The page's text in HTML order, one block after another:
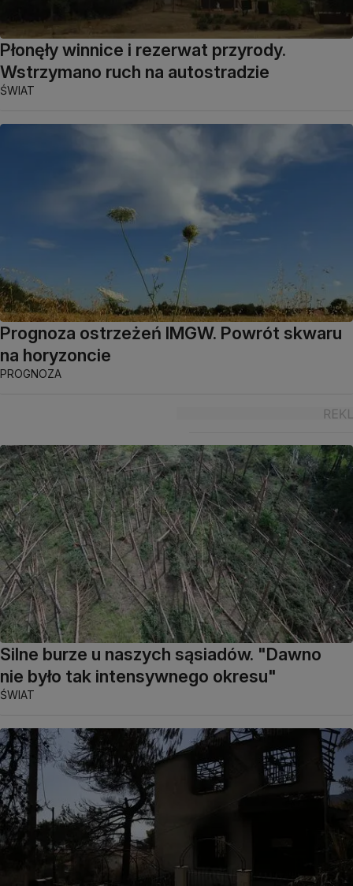
Płonęły winnice i rezerwat przyrody.
Wstrzymano ruch na autostradzie
ŚWIAT
Prognoza ostrzeżeń IMGW. Powrót skwaru
na horyzoncie
PROGNOZA
Silne burze u naszych sąsiadów. "Dawno
nie było tak intensywnego okresu"
ŚWIAT